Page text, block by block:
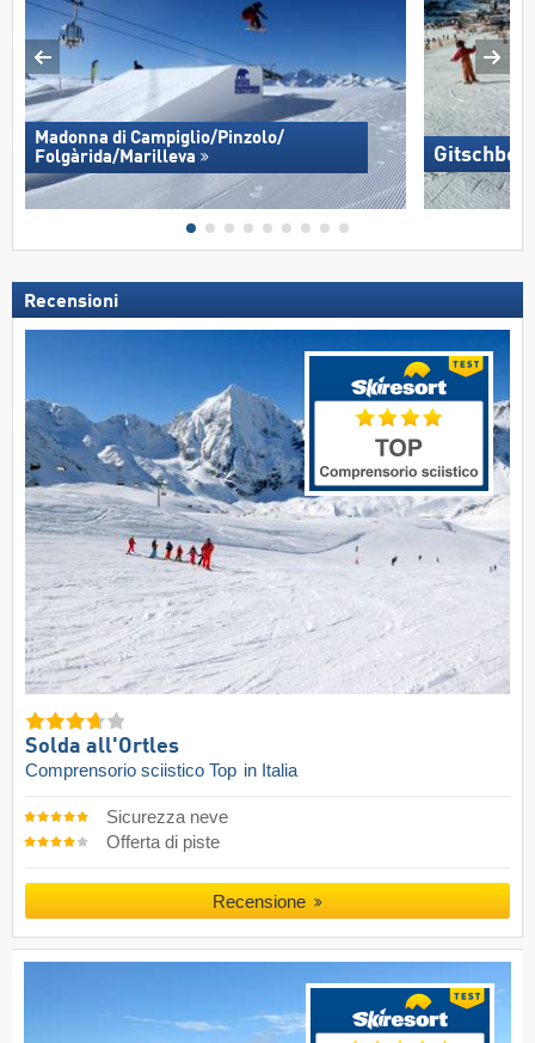
Madonna di Campiglio/​Pinzolo/​
Folgàrida/​Marilleva
Recensioni
Solda all'Ortles
Comprensorio sciistico Top in Italia
Sicurezza neve
Offerta di piste
Recensione